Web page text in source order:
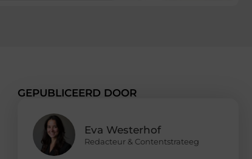
GEPUBLICEERD DOOR
Eva Westerhof
Redacteur & Contentstrateeg